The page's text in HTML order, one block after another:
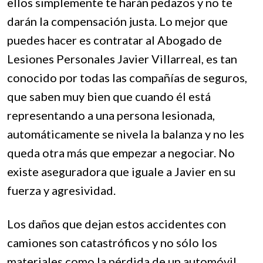
darán la compensación justa. Lo mejor que
puedes hacer es contratar al Abogado de
Lesiones Personales Javier Villarreal, es tan
conocido por todas las compañías de seguros,
que saben muy bien que cuando él está
representando a una persona lesionada,
automáticamente se nivela la balanza y no les
queda otra más que empezar a negociar. No
existe aseguradora que iguale a Javier en su
fuerza y agresividad.
Los daños que dejan estos accidentes con
camiones son catastróficos y no sólo los